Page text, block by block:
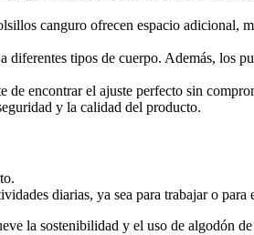
canguro ofrecen espacio adicional,
diferentes tipos de cuerpo. Además, los
de encontrar el ajuste perfecto sin
y la calidad del producto.
diarias, ya sea para trabajar o para
la sostenibilidad y el uso de algodón